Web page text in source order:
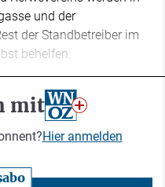
und der
der Standbetreiber im
behelfen.
mit
Hier anmelden